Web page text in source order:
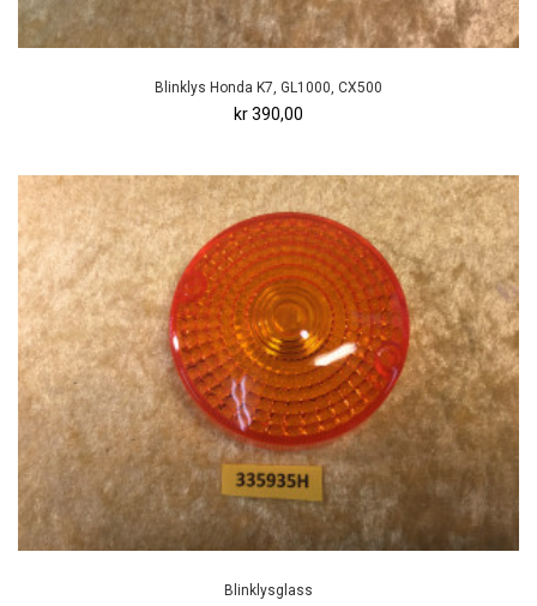
Blinklys Honda K7, GL1000, CX500
kr 390,00
Blinklysglass